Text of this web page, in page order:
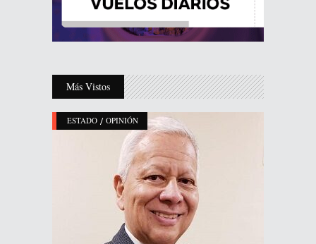
Más Vistos
ESTADO / OPINIÓN